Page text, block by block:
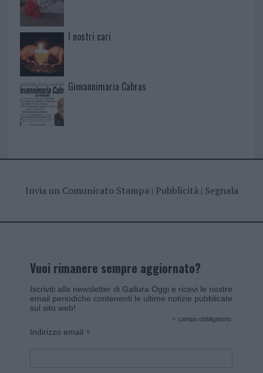
I nostri cari
Giovannimaria Cabras
Invia un Comunicato Stampa| Pubblicità| Segnala
Vuoi rimanere sempre aggiornato?
Iscriviti alla newsletter di Gallura Oggi e ricevi le nostre
email periodiche contenenti le ultime notizie pubblicate
sul sito web!
* campo obbligatorio
Indirizzo email *